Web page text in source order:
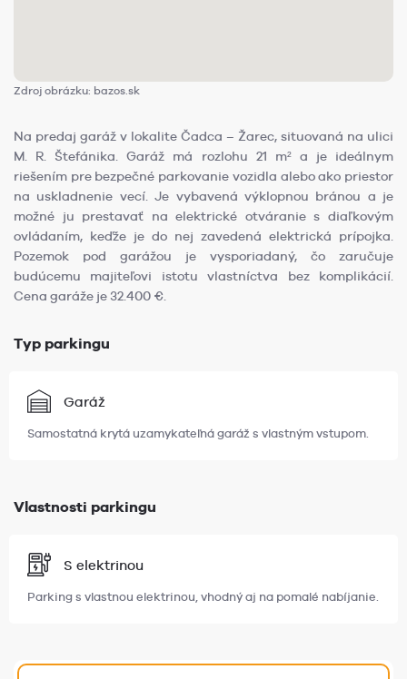
Zdroj obrázku: bazos.sk
Na predaj garáž v lokalite Čadca – Žarec, situovaná na ulici
M. R. Štefánika. Garáž má rozlohu 21 m² a je ideálnym
riešením pre bezpečné parkovanie vozidla alebo ako priestor
na uskladnenie vecí. Je vybavená výklopnou bránou a je
možné ju prestavať na elektrické otváranie s diaľkovým
ovládaním, keďže je do nej zavedená elektrická prípojka.
Pozemok pod garážou je vysporiadaný, čo zaručuje
budúcemu majiteľovi istotu vlastníctva bez komplikácií.
Cena garáže je 32.400 €.
Typ parkingu
Garáž
Samostatná krytá uzamykateľná garáž s vlastným vstupom.
Vlastnosti parkingu
S elektrinou
Parking s vlastnou elektrinou, vhodný aj na pomalé nabíjanie.